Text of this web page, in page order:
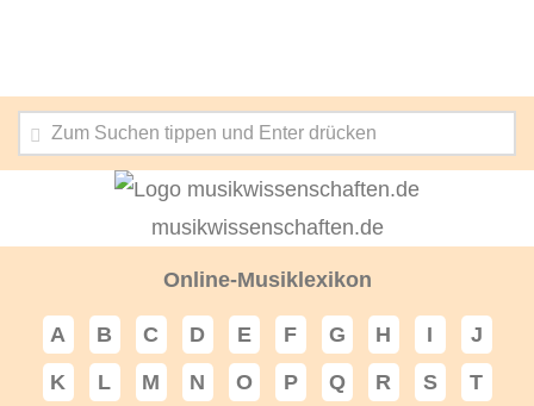
musikwissenschaften.de
Online-Musiklexikon
A B C D E F G H I
J
K
L M N O P Q R S
T